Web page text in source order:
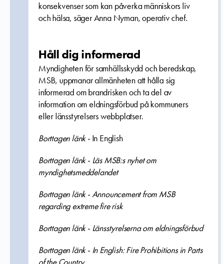
konsekvenser som kan påverka människors liv
och hälsa, säger Anna Nyman, operativ chef.
Håll dig informerad
Myndigheten för samhällsskydd och beredskap,
MSB, uppmanar allmänheten att hålla sig
informerad om brandrisken och ta del av
information om eldningsförbud på kommuners
eller länsstyrelsers webbplatser.
Borttagen länk - In English
Borttagen länk - Läs MSB:s nyhet om
myndighetsmeddelandet
Borttagen länk - Announcement from MSB
regarding extreme fire risk
Borttagen länk - Länsstyrelserna om eldningsförbud
Borttagen länk - In English: Fire Prohibitions in Parts